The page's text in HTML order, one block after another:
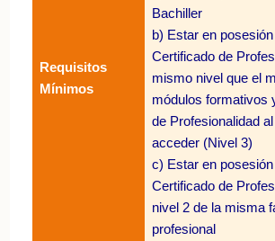
Requisitos
Mínimos
Bachiller
b) Estar en
Certificado de
mismo nivel que el
módulos formativos
de Profesionalidad
acceder (Nivel 3)
c) Estar en
Certificado de
nivel 2 de la misma
profesional